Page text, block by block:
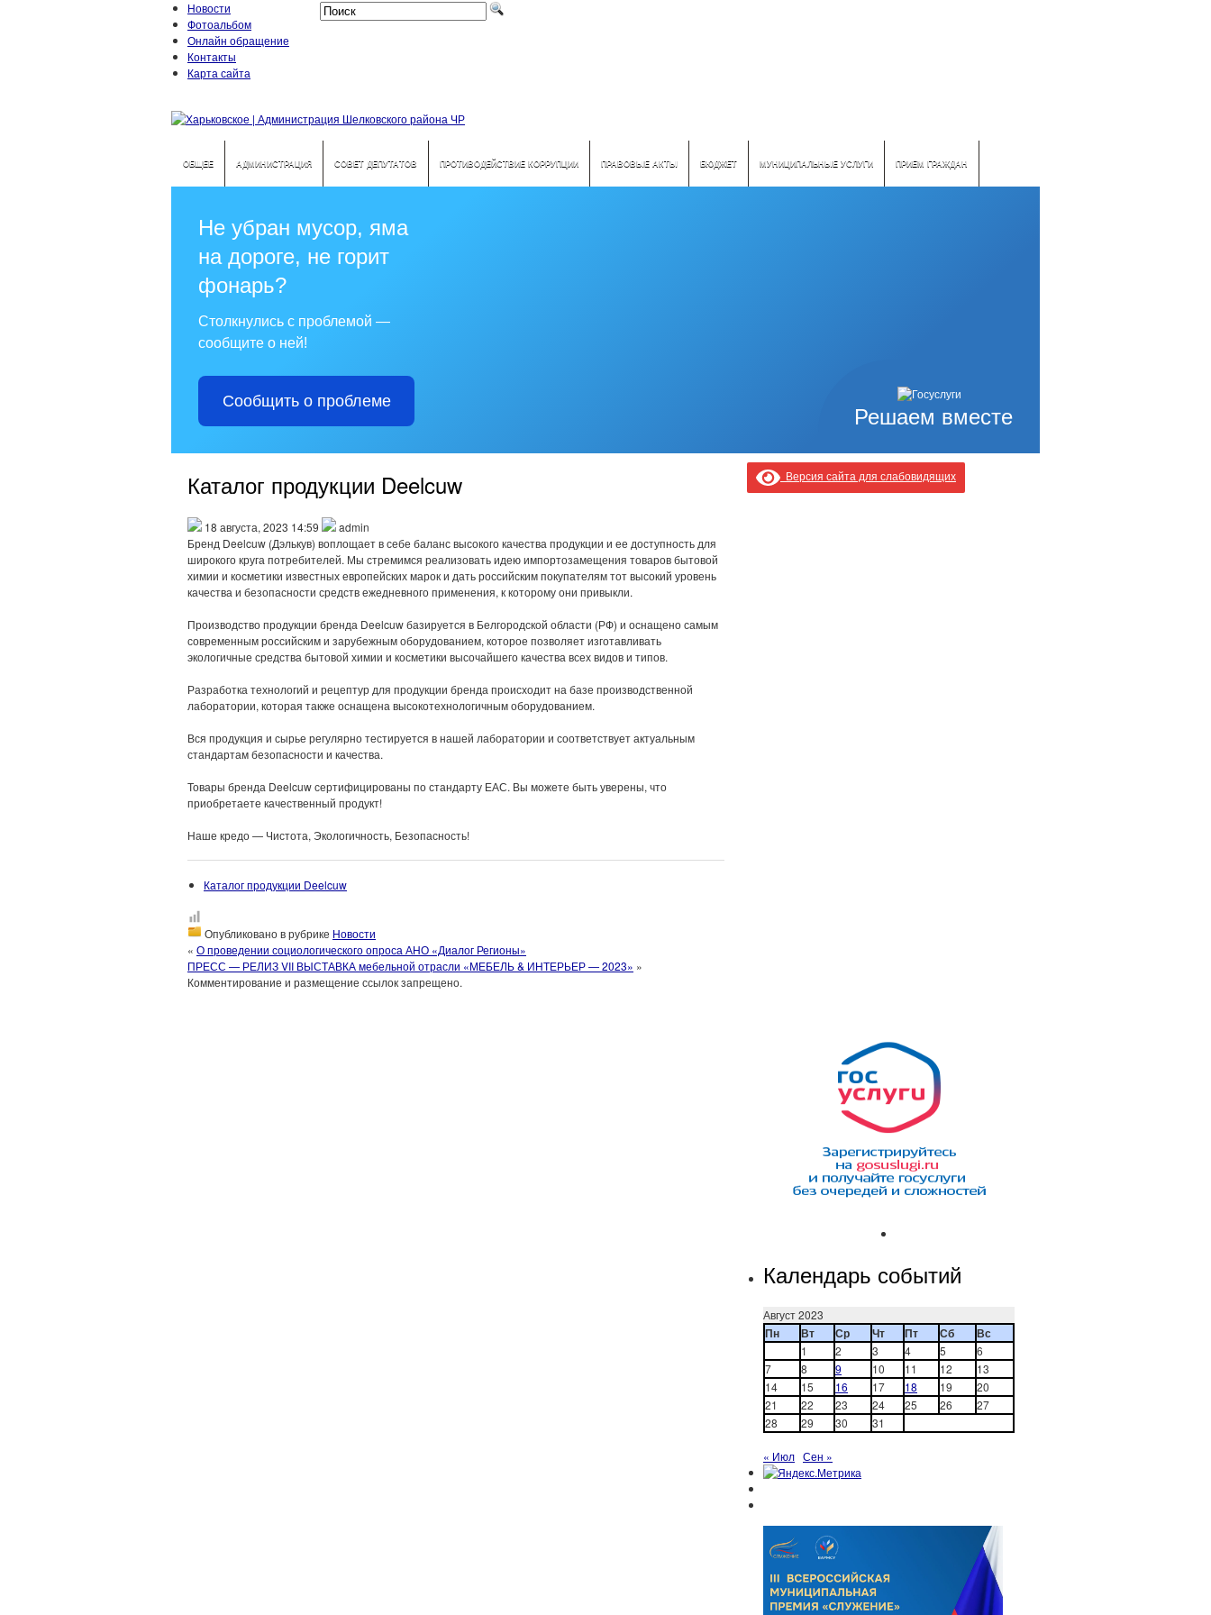
Новости
Фотоальбом
Онлайн обращение
Контакты
Карта сайта
ОБЩЕЕ АДМИНИСТРАЦИЯ СОВЕТ ДЕПУТАТОВ ПРОТИВОДЕЙСТВИЕ КОРРУПЦИИ ПРАВОВЫЕ АКТЫ БЮДЖЕТ МУНИЦИПАЛЬНЫЕ УСЛУГИ ПРИЕМ ГРАЖДАН
Решаем вместе
Не убран мусор, яма
на дороге, не горит
фонарь?
Столкнулись с проблемой —
сообщите о ней!
Сообщить о проблеме
Каталог продукции Deelcuw
18 августа, 2023 14:59
admin
Бренд Deelcuw (Дэлькув) воплощает в себе баланс высокого качества продукции и ее доступность для
широкого круга потребителей. Мы стремимся реализовать идею импортозамещения товаров бытовой
химии и косметики известных европейских марок и дать российским покупателям тот высокий уровень
качества и безопасности средств ежедневного применения, к которому они привыкли.
Производство продукции бренда Deelcuw базируется в Белгородской области (РФ) и оснащено самым
современным российским и зарубежным оборудованием, которое позволяет изготавливать
экологичные средства бытовой химии и косметики высочайшего качества всех видов и типов.
Разработка технологий и рецептур для продукции бренда происходит на базе производственной
лаборатории, которая также оснащена высокотехнологичным оборудованием.
Вся продукция и сырье регулярно тестируется в нашей лаборатории и соответствует актуальным
стандартам безопасности и качества.
Товары бренда Deelcuw сертифицированы по стандарту ЕАС. Вы можете быть уверены, что
приобретаете качественный продукт!
Наше кредо — Чистота, Экологичность, Безопасность!
Каталог продукции Deelcuw
Опубликовано в рубрике Новости
« О проведении социологического опроса АНО «Диалог Регионы»
ПРЕСС — РЕЛИЗ VII ВЫСТАВКА мебельной отрасли «МЕБЕЛЬ & ИНТЕРЬЕР — 2023» »
Комментирование и размещение ссылок запрещено.
Версия сайта для слабовидящих
Календарь событий
Август 2023
Пн Вт Ср Чт Пт Сб Вс
1 2 3 4 5
6
7
8 9 10 11 12
13
14
15 16 17 18 19
20
21
22 23 24 25 26
27
28
29 30 31
« Июл Сен »